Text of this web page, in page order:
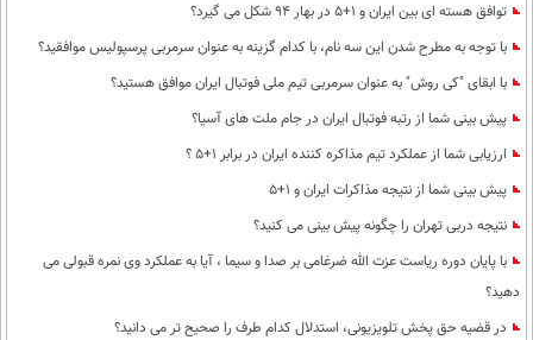
توافق هسته ای بین ایران و 1+5 در بهار 94 شکل می گیرد؟
با توجه به مطرح شدن این سه نام، با کدام گزینه به عنوان سرمربی پرسپولیس موافقید؟
با ابقای "کی روش" به عنوان سرمربی تیم ملی فوتبال ایران موافق هستید؟
پیش بینی شما از رتبه فوتبال ایران در جام ملت های آسیا؟
ارزیابی شما از عملکرد تیم مذاکره کننده ایران در برابر 1+5 ؟
پیش بینی شما از نتیجه مذاکرات ایران و 1+5
نتیجه دربی تهران را چگونه پیش بینی می کنید؟
با پایان دوره ریاست عزت الله ضرغامی بر صدا و سیما ، آیا به عملکرد وی نمره قبولی می
دهید؟
در قضیه حق پخش تلویزیونی، استدلال کدام طرف را صحیح تر می دانید؟